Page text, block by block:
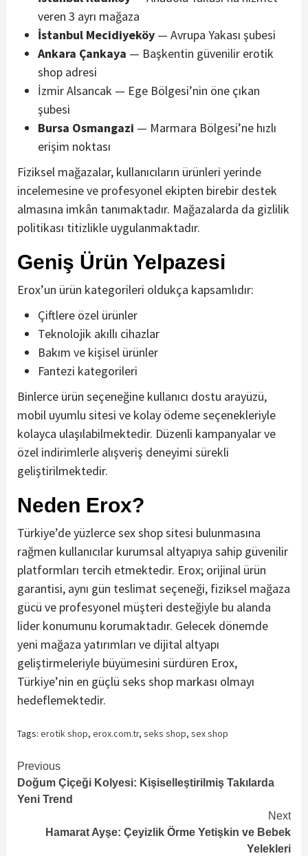
veren 3 ayrı mağaza
İstanbul Mecidiyeköy — Avrupa Yakası şubesi
Ankara Çankaya — Başkentin güvenilir erotik
shop adresi
İzmir Alsancak — Ege Bölgesi’nin öne çıkan
şubesi
Bursa Osmangazi — Marmara Bölgesi’ne hızlı
erişim noktası
Fiziksel mağazalar, kullanıcıların ürünleri yerinde
incelemesine ve profesyonel ekipten birebir destek
almasına imkân tanımaktadır. Mağazalarda da gizlilik
politikası titizlikle uygulanmaktadır.
Geniş Ürün Yelpazesi
Erox’un ürün kategorileri oldukça kapsamlıdır:
Çiftlere özel ürünler
Teknolojik akıllı cihazlar
Bakım ve kişisel ürünler
Fantezi kategorileri
Binlerce ürün seçeneğine kullanıcı dostu arayüzü,
mobil uyumlu sitesi ve kolay ödeme seçenekleriyle
kolayca ulaşılabilmektedir. Düzenli kampanyalar ve
özel indirimlerle alışveriş deneyimi sürekli
geliştirilmektedir.
Neden Erox?
Türkiye’de yüzlerce sex shop sitesi bulunmasına
rağmen kullanıcılar kurumsal altyapıya sahip güvenilir
platformları tercih etmektedir. Erox; orijinal ürün
garantisi, aynı gün teslimat seçeneği, fiziksel mağaza
gücü ve profesyonel müşteri desteğiyle bu alanda
lider konumunu korumaktadır. Gelecek dönemde
yeni mağaza yatırımları ve dijital altyapı
geliştirmeleriyle büyümesini sürdüren Erox,
Türkiye’nin en güçlü seks shop markası olmayı
hedeflemektedir.
Tags: erotik shop, erox.com.tr, seks shop, sex shop
Continue
Reading
Previous
Doğum Çiçeği Kolyesi: Kişiselleştirilmiş Takılarda
Yeni Trend
Next
Hamarat Ayşe: Çeyizlik Örme Yetişkin ve Bebek
Yelekleri